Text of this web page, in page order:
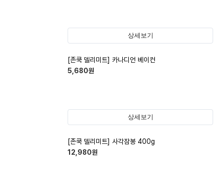
상세보기
[존쿡 델리미트] 카나디언 베이컨
5,680원
상세보기
[존쿡 델리미트] 사각잠봉 400g
12,980원